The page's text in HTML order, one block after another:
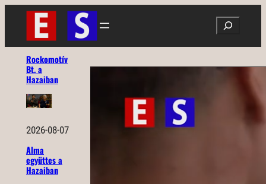
Ugrás
tartalomhoz
Search
Rockomotív
Bt. a
Hazaiban
2026-08-07
Alma
együttes a
Hazaiban